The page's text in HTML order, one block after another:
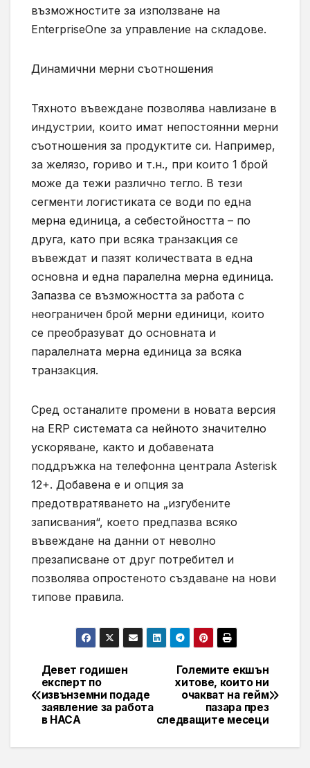
възможностите за използване на
EnterpriseOne за управление на складове.
Динамични мерни съотношения
Тяхното въвеждане позволява навлизане в
индустрии, които имат непостоянни мерни
съотношения за продуктите си. Например,
за желязо, гориво и т.н., при които 1 брой
може да тежи различно тегло. В тези
сегменти логистиката се води по една
мерна единица, а себестойността – по
друга, като при всяка транзакция се
въвеждат и пазят количествата в една
основна и една паралелна мерна единица.
Запазва се възможността за работа с
неограничен брой мерни единици, които
се преобразуват до основната и
паралелната мерна единица за всяка
транзакция.
Сред останалите промени в новата версия
на ERP системата са нейното значително
ускоряване, както и добавената
поддръжка на телефонна централа Asterisk
12+. Добавена е и опция за
предотвратяването на „изгубените
записвания“, което предпазва всяко
въвеждане на данни от неволно
презаписване от друг потребител и
позволява опростеното създаване на нови
типове правила.
Навигация
Големите екшън
хитове, които ни
очакват на гейм
пазара през
следващите месеци
Девет годишен
експерт по
извънземни подаде
заявление за работа
в НАСА